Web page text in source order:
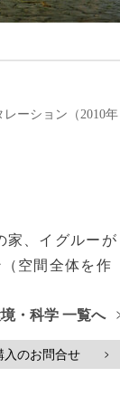
ーション（2010年
家、イグルーが
空間全体を作
・科学 一覧へ
入のお問合せ >